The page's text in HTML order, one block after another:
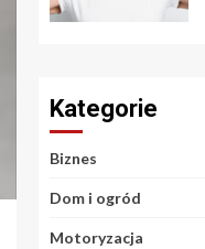
Kategorie
Biznes
Dom i ogród
Motoryzacja